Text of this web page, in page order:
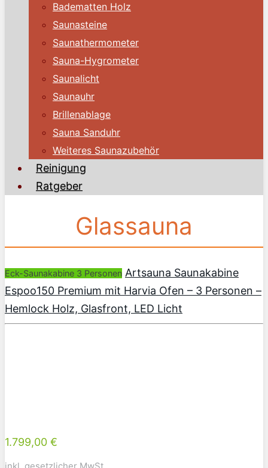
Badematten Holz
Saunasteine
Saunathermometer
Sauna-Hygrometer
Saunalicht
Saunauhr
Brillenablage
Sauna Sanduhr
Weiteres Saunazubehör
Reinigung
Ratgeber
Glassauna
Eck-Saunakabine 3 Personen Artsauna Saunakabine
Espoo150 Premium mit Harvia Ofen – 3 Personen –
Hemlock Holz, Glasfront, LED Licht
1.799,00 €
inkl. gesetzlicher MwSt.